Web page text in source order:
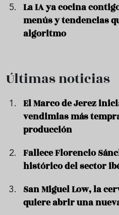
La IA ya cocina
menús y tendencias
algoritmo
Últimas noticias
El Marco de Jerez
vendimias más
producción
Fallece Florencio
histórico del sector
San Miguel Low, la
quiere abrir una